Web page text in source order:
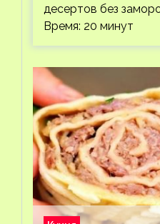
десертов без
Время: 20 минут